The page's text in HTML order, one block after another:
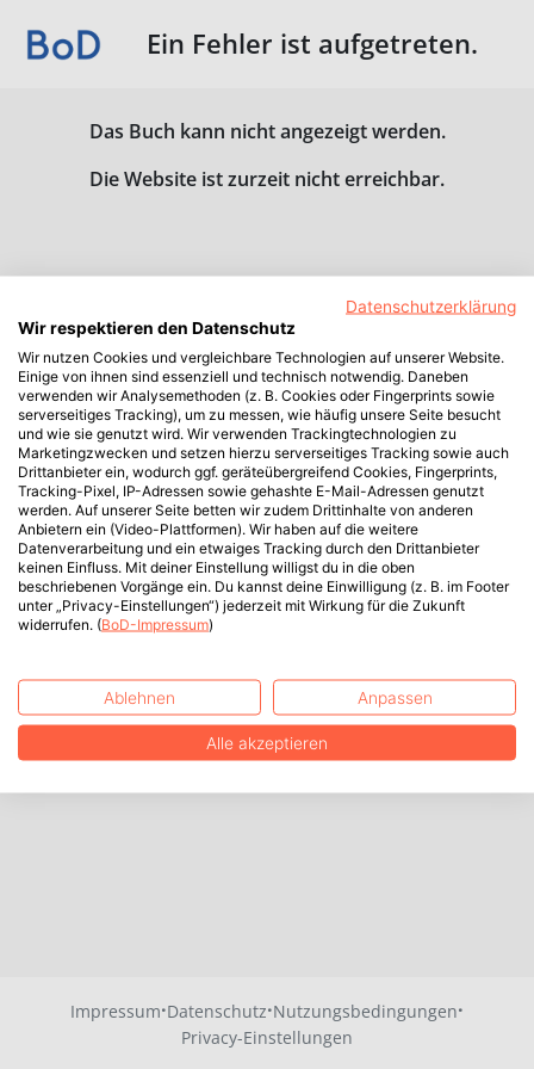
Ein Fehler ist aufgetreten.
Das Buch kann nicht angezeigt werden.
Die Website ist zurzeit nicht erreichbar.
Impressum·Datenschutz·Nutzungsbedingungen·
Privacy-Einstellungen
Datenschutzerklärung
Wir respektieren den Datenschutz
Wir nutzen Cookies und vergleichbare Technologien auf unserer Website.
Einige von ihnen sind essenziell und technisch notwendig. Daneben
verwenden wir Analysemethoden (z. B. Cookies oder Fingerprints sowie
serverseitiges Tracking), um zu messen, wie häufig unsere Seite besucht
und wie sie genutzt wird. Wir verwenden Trackingtechnologien zu
Marketingzwecken und setzen hierzu serverseitiges Tracking sowie auch
Drittanbieter ein, wodurch ggf. geräteübergreifend Cookies, Fingerprints,
Tracking-Pixel, IP-Adressen sowie gehashte E-Mail-Adressen genutzt
werden. Auf unserer Seite betten wir zudem Drittinhalte von anderen
Anbietern ein (Video-Plattformen). Wir haben auf die weitere
Datenverarbeitung und ein etwaiges Tracking durch den Drittanbieter
keinen Einfluss. Mit deiner Einstellung willigst du in die oben
beschriebenen Vorgänge ein. Du kannst deine Einwilligung (z. B. im Footer
unter „Privacy-Einstellungen“) jederzeit mit Wirkung für die Zukunft
widerrufen. (BoD-Impressum)
Ablehnen Anpassen
Alle akzeptieren